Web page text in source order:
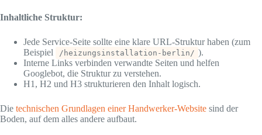
Inhaltliche Struktur:
Jede Service-Seite sollte eine klare URL-Struktur haben (zum
Beispiel
/heizungsinstallation-berlin/ ).
Interne Links verbinden verwandte Seiten und helfen
Googlebot, die Struktur zu verstehen.
H1, H2 und H3 strukturieren den Inhalt logisch.
Die technischen Grundlagen einer Handwerker-Website sind der
Boden, auf dem alles andere aufbaut.